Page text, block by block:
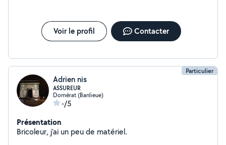
Voir le profil Contacter
Particulier
Adrien nis
ASSUREUR
Domérat (Banlieue)
-/5
Présentation
Bricoleur, j'ai un peu de matériel.